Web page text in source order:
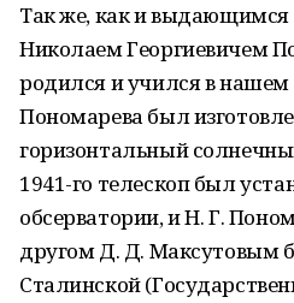
Так же, как и выдающимся
Николаем Георгиевичем
родился и учился в нашем
Пономарева был
горизонтальный
1941-го телескоп был
обсерватории, и Н. Г.
другом Д. Д. Максутовым
Сталинской